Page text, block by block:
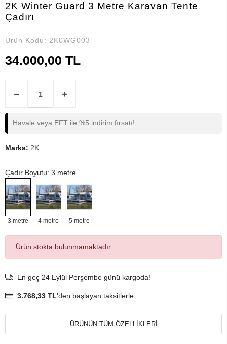
2K Winter Guard 3 Metre Karavan Tente
Çadırı
Ürün Kodu: 2K0WG003
34.000,00 TL
Havale veya EFT ile %5 indirim fırsatı!
Marka: 2K
Çadır Boyutu: 3 metre
3 metre 4 metre 5 metre
Ürün stokta bulunmamaktadır.
En geç 24 Eylül Perşembe günü kargoda!
3.768,33 TL'den başlayan taksitlerle
ÜRÜNÜN TÜM ÖZELLİKLERİ